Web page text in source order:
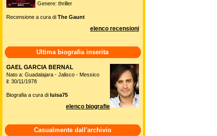
Genere: thriller
Recensione a cura di The Gaunt
elenco recensioni
Ultima biografia inserita
GAEL GARCIA BERNAL
Nato a: Guadalajara - Jalisco - Messico
il: 30/11/1978
Biografia a cura di luisa75
elenco biografie
Casualmente dall'archivio